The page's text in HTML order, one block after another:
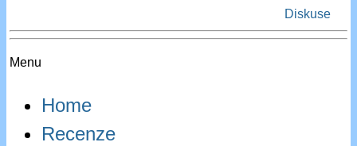
Diskuse
Menu
Home
Recenze